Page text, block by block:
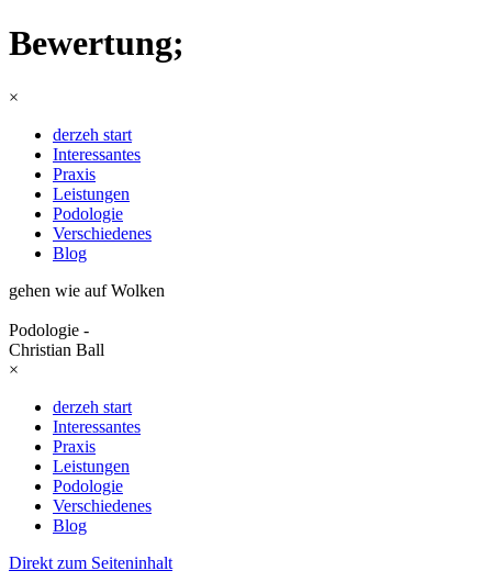
Bewertung;
×
derzeh start
Interessantes
Praxis
Leistungen
Podologie
Verschiedenes
Blog
gehen wie auf Wolken
Podologie -
Christian Ball
×
derzeh start
Interessantes
Praxis
Leistungen
Podologie
Verschiedenes
Blog
Direkt zum Seiteninhalt